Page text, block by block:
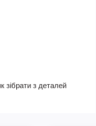
зібрати з деталей